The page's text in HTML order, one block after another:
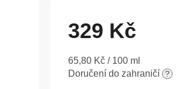
329 Kč
Měrná
cena:
65,80 Kč / 100 ml
Doručení do zahraničí ?